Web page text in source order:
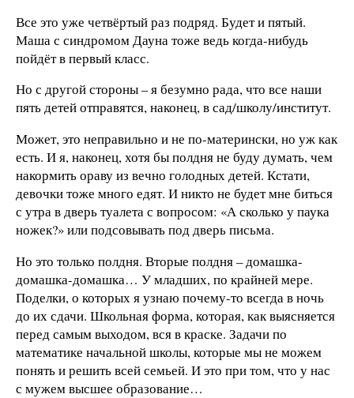
Все это уже четвёртый раз подряд. Будет и пятый.
Маша с синдромом Дауна тоже ведь когда-нибудь
пойдёт в первый класс.
Но с другой стороны – я безумно рада, что все наши
пять детей отправятся, наконец, в сад/школу/институт.
Может, это неправильно и не по-матерински, но уж как
есть. И я, наконец, хотя бы полдня не буду думать, чем
накормить ораву из вечно голодных детей. Кстати,
девочки тоже много едят. И никто не будет мне биться
с утра в дверь туалета с вопросом: «А сколько у паука
ножек?» или подсовывать под дверь письма.
Но это только полдня. Вторые полдня – домашка-
домашка-домашка… У младших, по крайней мере.
Поделки, о которых я узнаю почему-то всегда в ночь
до их сдачи. Школьная форма, которая, как выясняется
перед самым выходом, вся в краске. Задачи по
математике начальной школы, которые мы не можем
понять и решить всей семьей. И это при том, что у нас
с мужем высшее образование…